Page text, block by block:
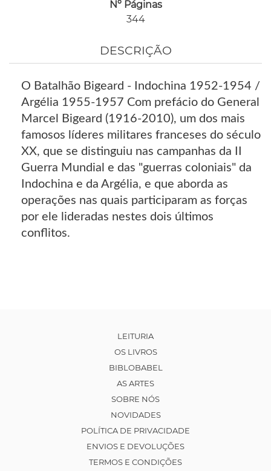
Nº Páginas
344
DESCRIÇÃO
O Batalhão Bigeard - Indochina 1952-1954 /
Argélia 1955-1957 Com prefácio do General
Marcel Bigeard (1916-2010), um dos mais
famosos líderes militares franceses do século
XX, que se distinguiu nas campanhas da II
Guerra Mundial e das "guerras coloniais" da
Indochina e da Argélia, e que aborda as
operações nas quais participaram as forças
por ele lideradas nestes dois últimos
conflitos.
LEITURIA
OS LIVROS
BIBLOBABEL
AS ARTES
SOBRE NÓS
NOVIDADES
POLÍTICA DE PRIVACIDADE
ENVIOS E DEVOLUÇÕES
TERMOS E CONDIÇÕES